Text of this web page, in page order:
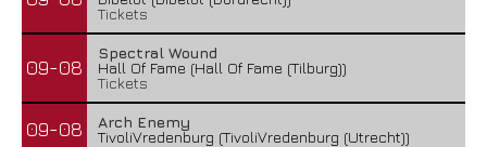
Tickets
09-08
Spectral Wound
Hall Of Fame (Hall Of Fame (Tilburg))
Tickets
09-08
Arch Enemy
TivoliVredenburg (TivoliVredenburg (Utrecht))